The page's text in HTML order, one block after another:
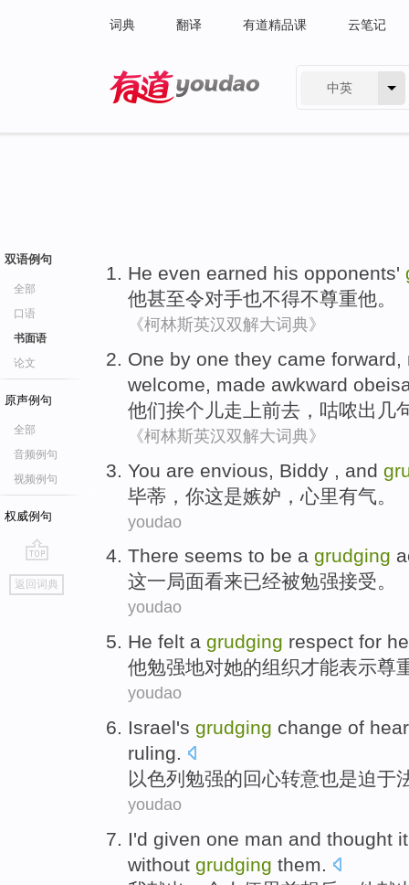
词典 翻译 有道精品课 云笔记
中英
双语例句
全部
口语
书面语
论文
原声例句
全部
音频例句
视频例句
权威例句
go
top
返回词典
He even earned his opponents'
他甚至令对手也不得不尊重他。
《柯林斯英汉双解大词典》
One by one they came forward,
welcome, made awkward
他们挨个儿走上前去， 咕哝出几
《柯林斯英汉双解大词典》
You are envious Biddy , and
毕蒂 ， 你这是嫉妒 ，心里有气 。
youdao
There seems to be a grudging
这一局面看来已经被勉强接受。
youdao
He felt a grudging respect for
他勉强地对她的组织才能表示尊
youdao
Israel's grudging change of
ruling.
以色列 勉强的回心转意也是迫于
youdao
I'd given one man and thought
without grudging them.